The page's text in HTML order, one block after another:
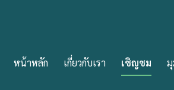
หน้าหลัก เกี่ยวกับเรา เชิญชม